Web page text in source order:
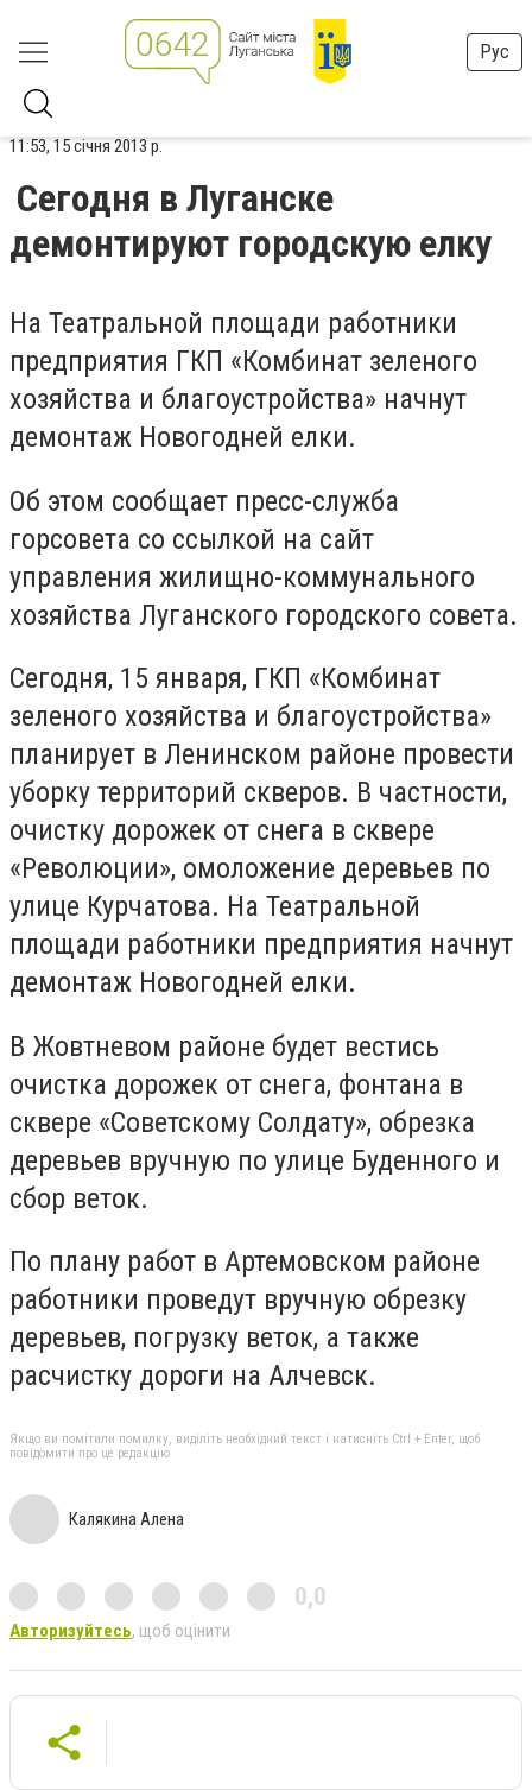
Рус
11:53, 15 січня 2013 р.
Сегодня в Луганске
демонтируют городскую елку
На Театральной площади работники
предприятия ГКП «Комбинат зеленого
хозяйства и благоустройства» начнут
демонтаж Новогодней елки.
Об этом сообщает пресс-служба
горсовета со ссылкой на сайт
управления жилищно-коммунального
хозяйства Луганского городского совета.
Сегодня, 15 января, ГКП «Комбинат
зеленого хозяйства и благоустройства»
планирует в Ленинском районе провести
уборку территорий скверов. В частности,
очистку дорожек от снега в сквере
«Революции», омоложение деревьев по
улице Курчатова. На Театральной
площади работники предприятия начнут
демонтаж Новогодней елки.
В Жовтневом районе будет вестись
очистка дорожек от снега, фонтана в
сквере «Советскому Солдату», обрезка
деревьев вручную по улице Буденного и
сбор веток.
По плану работ в Артемовском районе
работники проведут вручную обрезку
деревьев, погрузку веток, а также
расчистку дороги на Алчевск.
Якщо ви помітили помилку, виділіть необхідний текст і натисніть Ctrl + Enter, щоб
повідомити про це редакцію
Калякина Алена
0,0
Авторизуйтесь, щоб оцінити